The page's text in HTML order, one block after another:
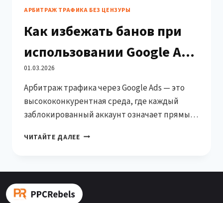
АРБИТРАЖ ТРАФИКА БЕЗ ЦЕНЗУРЫ
Как избежать банов при
использовании Google Ads
Rented Accounts
01.03.2026
Арбитраж трафика через Google Ads — это
высококонкурентная среда, где каждый
заблокированный аккаунт означает прямые
(арендованных) аккаунтов Google Ads стало
сталкиваются с внезапными банами. В этой
статье мы разберём, почему Google банит
ЧИТАЙТЕ ДАЛЕЕКАК
GOOGLE
ADS